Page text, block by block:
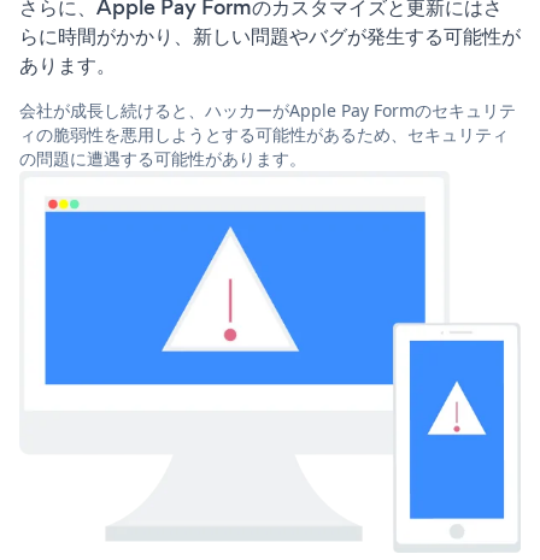
さらに、Apple Pay Formのカスタマイズと更新にはさ
らに時間がかかり、新しい問題やバグが発生する可能性が
あります。
会社が成長し続けると、ハッカーがApple Pay Formのセキュリテ
ィの脆弱性を悪用しようとする可能性があるため、セキュリティ
の問題に遭遇する可能性があります。